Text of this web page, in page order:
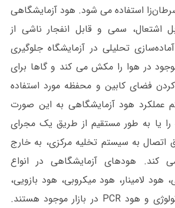
استفاده می شود. هود آزمایشگاهی
اشتعال، سمی و قابل‌ انفجار ناشی از
تحلیلی در آزمایشگاه جلوگیری
در هوا را مکش می کند و گاها برای
فضای کابین و محفظه مورد استفاده
عملکرد هود آزمایشگاهی به این صورت
یا به طور مستقیم از طریق یک مجرای
اتصال به سیستم تخلیه مرکزی، به خارج
کند. هودهای آزمایشگاهی در انواع
لامینار، هود میکروبی، هود بازویی،
هود سقفی، هود پاتولوژی و هود PCR در بازار موجود هستند.